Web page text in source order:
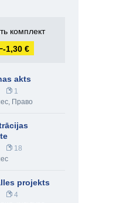
комплект
1,30 €
akts
1
, Право
18
projekts
4